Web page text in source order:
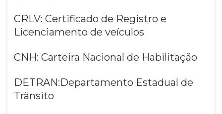
CRLV: Certificado de Registro e
Licenciamento de veículos
CNH: Carteira Nacional de Habilitação
DETRAN:Departamento Estadual de
Trânsito